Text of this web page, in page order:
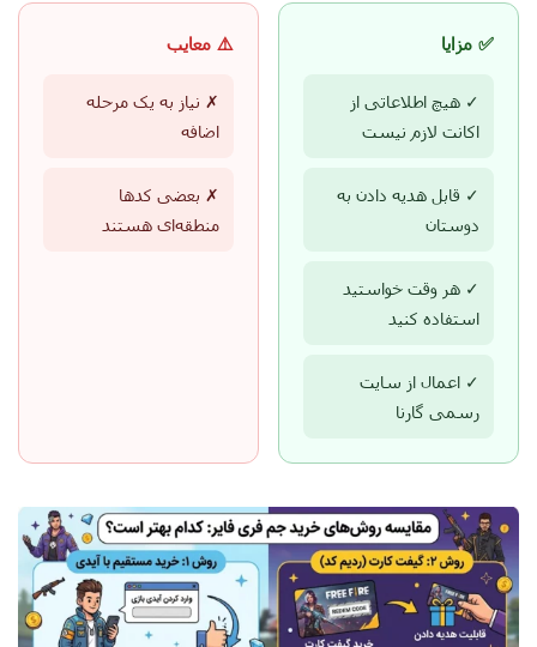
✅ مزایا
✓ هیچ اطلاعاتی از
اکانت لازم نیست
✓ قابل هدیه دادن به
دوستان
✓ هر وقت خواستید
استفاده کنید
✓ اعمال از سایت
رسمی گارنا
⚠️ معایب
✗ نیاز به یک مرحله
اضافه
✗ بعضی کدها
منطقه‌ای هستند